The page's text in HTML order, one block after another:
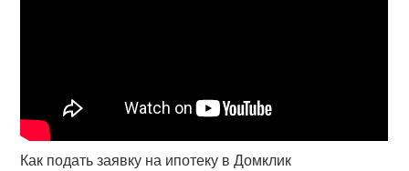
Как подать заявку на ипотеку в Домклик